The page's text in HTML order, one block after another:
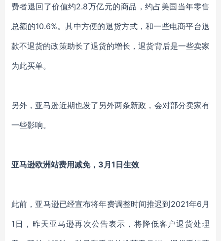
费者退回了价值约2.8万亿元的商品，约占美国当年零售
总额的10.6%。其中方便的退货方式，和一些电商平台退
款不退货的政策助长了退货的增长，退货背后是一些卖家
为此买单。
另外，亚马逊近期也发了另外两条新政，会对部分卖家有
一些影响。
亚马逊欧洲站费用减免， 3月1日生效
此前，亚马逊已经宣布将年费调整时间推迟到2021年6月
1日，昨天亚马逊再次公告表示，将降低客户退货处理